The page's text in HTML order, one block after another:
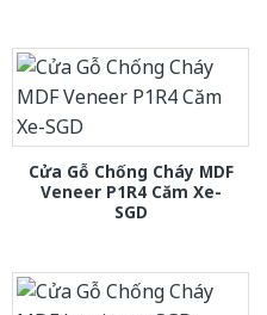
Cửa Gỗ Chống Cháy MDF
Veneer P1R4 Căm Xe-
SGD